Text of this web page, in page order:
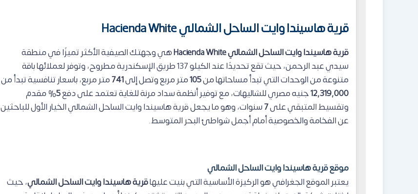
قرية هاسيندا وايت الساحل الشمالي Hacienda White
قرية هاسيندا وايت الساحل الشماليHacienda Whiteهي وجهتك الصيفية الأكثر تميزًا في منطقة
سيدي عبد الرحمن، حيث تقع تحديدًا عند الكيلو 137 طريق الإسكندرية مطروح، وتوفر لعملائها باقة
متنوعة من الوحدات التي تبدأ مساحاتها من105متر مربع وتصل إلى741متر مربع، باسعار تنافسية تبدأ من
12,319,000جنيه مصري للشاليهات، مع توفير أنظمة سداد مرنة للغاية تعتمد على دفع5% مقدم
وتقسيط المتبقي على7سنوات، وهو ما يجعل قرية هاسيندا وايت الساحل الشمالي الخيار الأول للباحثين
عن الفخامة والخصوصية أمام أجمل شواطئ البحر المتوسط.
موقع قرية هاسيندا وايت الساحل الشمالي
يعتبر الموقع الجغرافي هو الركيزة الأساسية التي بنيت عليهاقرية هاسيندا وايت الساحل الشمالي، حيث